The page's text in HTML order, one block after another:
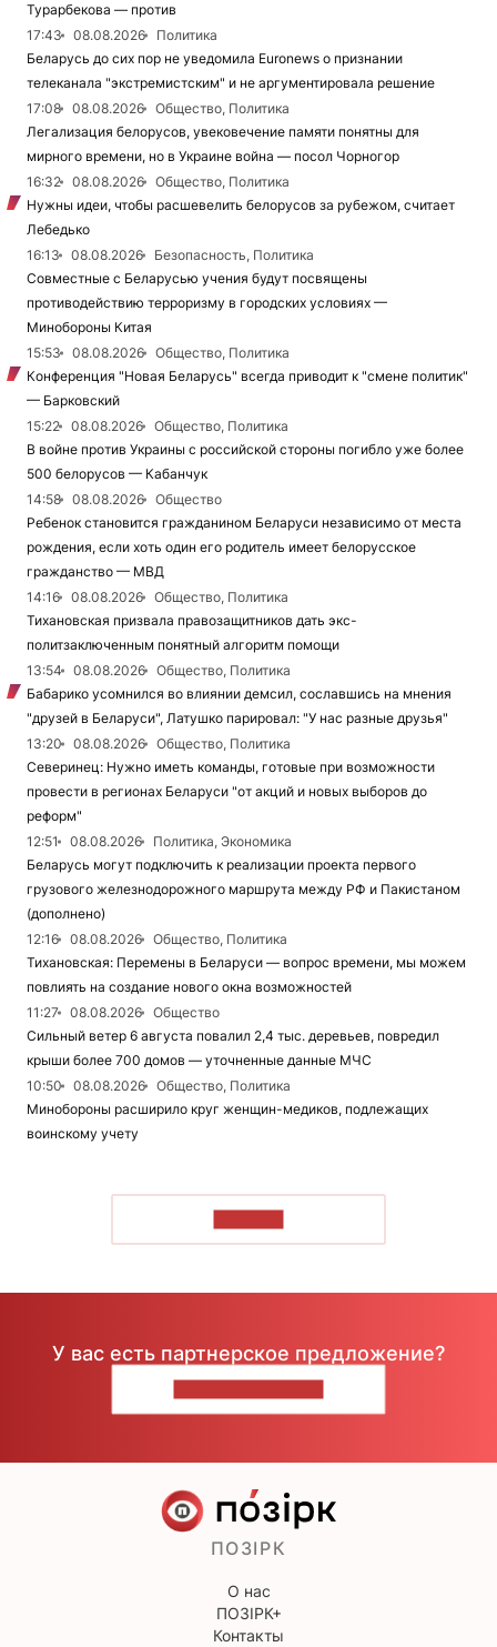
Турарбекова — против
17:43
08.08.2026
Политика
Беларусь до сих пор не уведомила Euronews о признании
телеканала "экстремистским" и не аргументировала решение
17:08
08.08.2026
Общество, Политика
Легализация белорусов, увековечение памяти понятны для
мирного времени, но в Украине война — посол Чорногор
16:32
08.08.2026
Общество, Политика
Нужны идеи, чтобы расшевелить белорусов за рубежом, считает
Лебедько
16:13
08.08.2026
Безопасность, Политика
Совместные с Беларусью учения будут посвящены
противодействию терроризму в городских условиях —
Минобороны Китая
15:53
08.08.2026
Общество, Политика
Конференция "Новая Беларусь" всегда приводит к "смене политик"
— Барковский
15:22
08.08.2026
Общество, Политика
В войне против Украины с российской стороны погибло уже более
500 белорусов — Кабанчук
14:58
08.08.2026
Общество
Ребенок становится гражданином Беларуси независимо от места
рождения, если хоть один его родитель имеет белорусское
гражданство — МВД
14:16
08.08.2026
Общество, Политика
Тихановская призвала правозащитников дать экс-
политзаключенным понятный алгоритм помощи
13:54
08.08.2026
Общество, Политика
Бабарико усомнился во влиянии демсил, сославшись на мнения
"друзей в Беларуси", Латушко парировал: "У нас разные друзья"
13:20
08.08.2026
Общество, Политика
Северинец: Нужно иметь команды, готовые при возможности
провести в регионах Беларуси "от акций и новых выборов до
реформ"
12:51
08.08.2026
Политика, Экономика
Беларусь могут подключить к реализации проекта первого
грузового железнодорожного маршрута между РФ и Пакистаном
(дополнено)
12:16
08.08.2026
Общество, Политика
Тихановская: Перемены в Беларуси — вопрос времени, мы можем
повлиять на создание нового окна возможностей
11:27
08.08.2026
Общество
Сильный ветер 6 августа повалил 2,4 тыс. деревьев, повредил
крыши более 700 домов — уточненные данные МЧС
10:50
08.08.2026
Общество, Политика
Минобороны расширило круг женщин-медиков, подлежащих
воинскому учету
У вас есть партнерское предложение?
ПОЗІРК
О нас
ПОЗІРК+
Контакты